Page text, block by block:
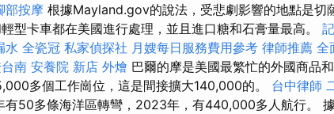
部按摩 根據Mayland.gov的說法，受悲劇影響的地點是切
型卡車都在美國進行處理，並且進口糖和石膏量最高。
水 全瓷冠 私家偵探社 月嫂每日服務費用參考 律師推薦 全
南 安養院 新店 外燴 巴爾的摩是美國最繁忙的外國商品
多個工作崗位，這是間接擴大140,000的。 台中律師
有50多條海洋區轉彎，2023年，有440,000多人航行。